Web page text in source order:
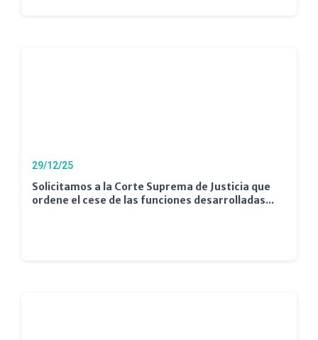
29/12/25
Solicitamos a la Corte Suprema de Justicia que
ordene el cese de las funciones desarrolladas...